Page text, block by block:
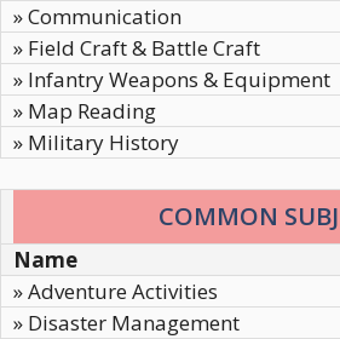
» Communication
» Field Craft & Battle Craft
» Infantry Weapons & Equipment
» Map Reading
» Military History
COMMON
Name
» Adventure Activities
» Disaster Management